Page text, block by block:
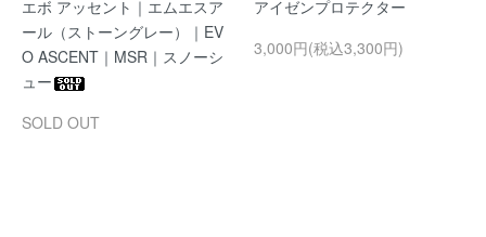
エボ アッセント｜エムエスア
ール（ストーングレー）｜EV
O ASCENT｜MSR｜スノーシ
ュー
SOLD OUT
アイゼンプロテクター
3,000円(税込3,300円)